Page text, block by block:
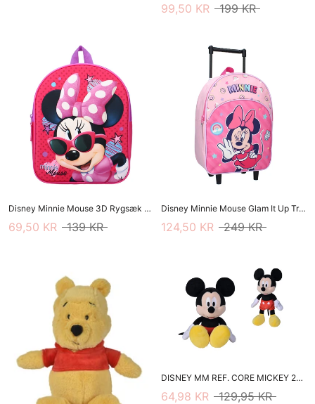
99,50 KR 199 KR
Disney Minnie Mouse 3D Rygsæk - Friends Around Town
69,50 KR 139 KR
Disney Minnie Mouse Glam It Up Trolley
124,50 KR 249 KR
DISNEY MM REF. CORE MICKEY 20CM
64,98 KR 129,95 KR